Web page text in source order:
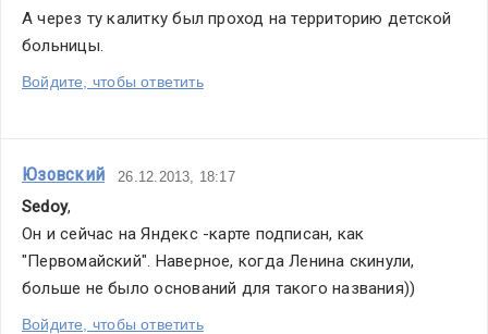
А через ту калитку был проход на территорию детской
больницы.
Войдите, чтобы ответить
Юзовский 26.12.2013, 18:17
Sedoy,
Он и сейчас на Яндекс -карте подписан, как
"Первомайский". Наверное, когда Ленина скинули,
больше не было оснований для такого названия))
Войдите, чтобы ответить